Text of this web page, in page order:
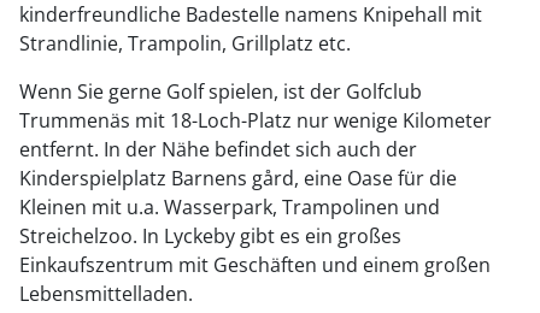
kinderfreundliche Badestelle namens Knipehall mit
Strandlinie, Trampolin, Grillplatz etc.
Wenn Sie gerne Golf spielen, ist der Golfclub
Trummenäs mit 18-Loch-Platz nur wenige Kilometer
entfernt. In der Nähe befindet sich auch der
Kinderspielplatz Barnens gård, eine Oase für die
Kleinen mit u.a. Wasserpark, Trampolinen und
Streichelzoo. In Lyckeby gibt es ein großes
Einkaufszentrum mit Geschäften und einem großen
Lebensmittelladen.